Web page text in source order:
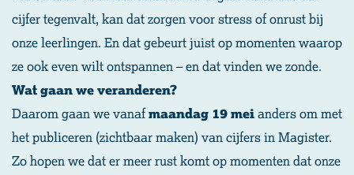
cijfer tegenvalt, kan dat zorgen voor stress of onrust bij
onze leerlingen. En dat gebeurt juist op momenten waarop
ze ook even wilt ontspannen – en dat vinden we zonde.
Wat gaan we veranderen?
Daarom gaan we vanafmaandag 19 meianders om met
het publiceren (zichtbaar maken) van cijfers in Magister.
Zo hopen we dat er meer rust komt op momenten dat onze